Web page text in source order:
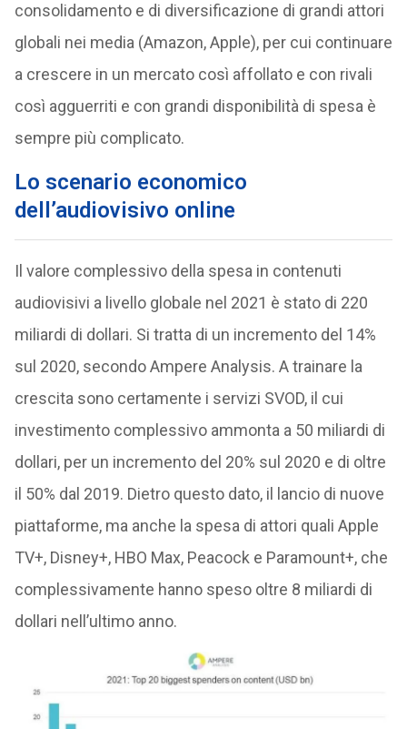
consolidamento e di diversificazione di grandi attori
globali nei media (Amazon, Apple), per cui continuare
a crescere in un mercato così affollato e con rivali
così agguerriti e con grandi disponibilità di spesa è
sempre più complicato.
Lo scenario economico
dell’audiovisivo online
Il valore complessivo della spesa in contenuti
audiovisivi a livello globale nel 2021 è stato di 220
miliardi di dollari. Si tratta di un incremento del 14%
sul 2020, secondo Ampere Analysis. A trainare la
crescita sono certamente i servizi SVOD, il cui
investimento complessivo ammonta a 50 miliardi di
dollari, per un incremento del 20% sul 2020 e di oltre
il 50% dal 2019. Dietro questo dato, il lancio di nuove
piattaforme, ma anche la spesa di attori quali Apple
TV+, Disney+, HBO Max, Peacock e Paramount+, che
complessivamente hanno speso oltre 8 miliardi di
dollari nell’ultimo anno.